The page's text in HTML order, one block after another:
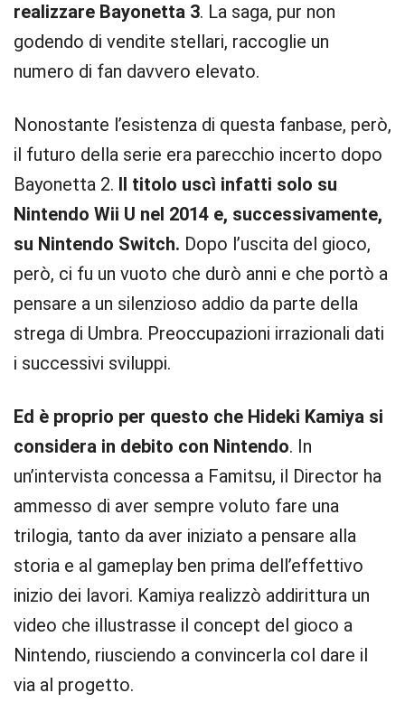
realizzare Bayonetta 3. La saga, pur non
godendo di vendite stellari, raccoglie un
numero di fan davvero elevato.
Nonostante l’esistenza di questa fanbase, però,
il futuro della serie era parecchio incerto dopo
Bayonetta 2. Il titolo uscì infatti solo su
Nintendo Wii U nel 2014 e, successivamente,
su Nintendo Switch. Dopo l’uscita del gioco,
però, ci fu un vuoto che durò anni e che portò a
pensare a un silenzioso addio da parte della
strega di Umbra. Preoccupazioni irrazionali dati
i successivi sviluppi.
Ed è proprio per questo che Hideki Kamiya si
considera in debito con Nintendo. In
un’intervista concessa a Famitsu, il Director ha
ammesso di aver sempre voluto fare una
trilogia, tanto da aver iniziato a pensare alla
storia e al gameplay ben prima dell’effettivo
inizio dei lavori. Kamiya realizzò addirittura un
video che illustrasse il concept del gioco a
Nintendo, riusciendo a convincerla col dare il
via al progetto.